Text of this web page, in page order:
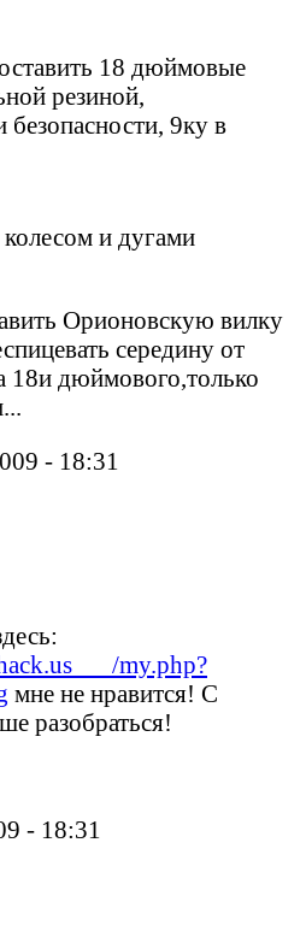
18 дюймовые
резиной,
безопасности, 9ку в
колесом и дугами
Орионовскую вилку
середину от
18и дюймового,только
- 18:31
my.php?
мне не нравится! С
разобраться!
- 18:31